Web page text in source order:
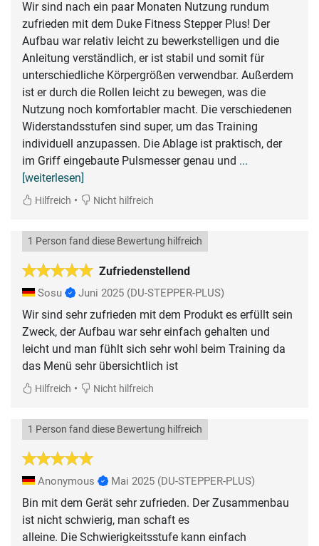
Wir sind nach ein paar Monaten Nutzung rundum
zufrieden mit dem Duke Fitness Stepper Plus! Der
Aufbau war relativ leicht zu bewerkstelligen und die
Anleitung verständlich, er ist stabil und somit für
unterschiedliche Körpergrößen verwendbar. Außerdem
ist er durch die Rollen leicht zu bewegen, was die
Nutzung noch komfortabler macht. Die verschiedenen
Widerstandsstufen sind super, um das Training
individuell anzupassen. Die Ablage ist praktisch, der
im Griff eingebaute Pulsmesser genau und ...
[weiterlesen]
Hilfreich • Nicht hilfreich
Zufriedenstellend
1 Person fand diese Bewertung hilfreich
Sosu Juni 2025 (DU-STEPPER-PLUS)
Wir sind sehr zufrieden mit dem Produkt es erfüllt sein
Zweck, der Aufbau war sehr einfach gehalten und
leicht und man fühlt sich sehr wohl beim Training da
das Menü sehr übersichtlich ist
Hilfreich • Nicht hilfreich
1 Person fand diese Bewertung hilfreich
Anonymous Mai 2025 (DU-STEPPER-PLUS)
Bin mit dem Gerät sehr zufrieden. Der Zusammenbau
ist nicht schwierig, man schaft es
alleine. Die Schwierigkeitsstufe kann einfach